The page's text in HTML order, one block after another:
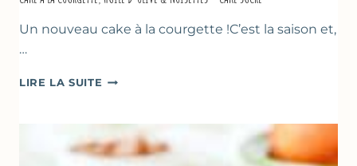
Un nouveau cake à la courgette !C’est la saison et,
…
LIRE LA SUITE CAKE
COURGETTE,
HUILE
D’OLIVE